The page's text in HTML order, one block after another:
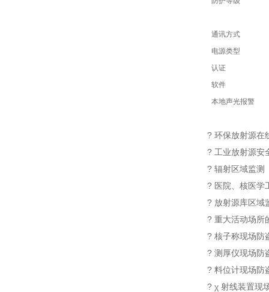
通讯方式
电源类型
认证
软件
本地声光报警
? 环保放射源在
? 工业放射源安
? 辐射区域监测
? 医院、核医学
? 放射源库区域
? 重大活动场所
? 核子称现场防
? 测厚仪现场防
? 料位计现场防
? χ 射线装置现